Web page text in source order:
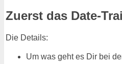
Zuerst das Date-
Die Details:
Um was geht es Dir bei